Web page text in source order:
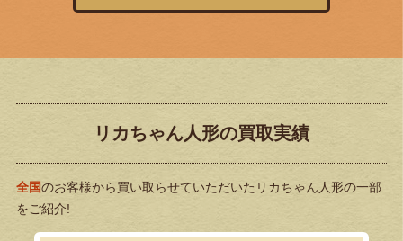
リカちゃん人形の買取実績
全国のお客様から買い取らせていただいたリカちゃん人形の一部
をご紹介!